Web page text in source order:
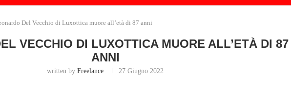
Del Vecchio di Luxottica muore all’età di 87 anni
VECCHIO DI LUXOTTICA MUORE ALL’ETÀ DI 87
ANNI
written byFreelance 27 Giugno 2022